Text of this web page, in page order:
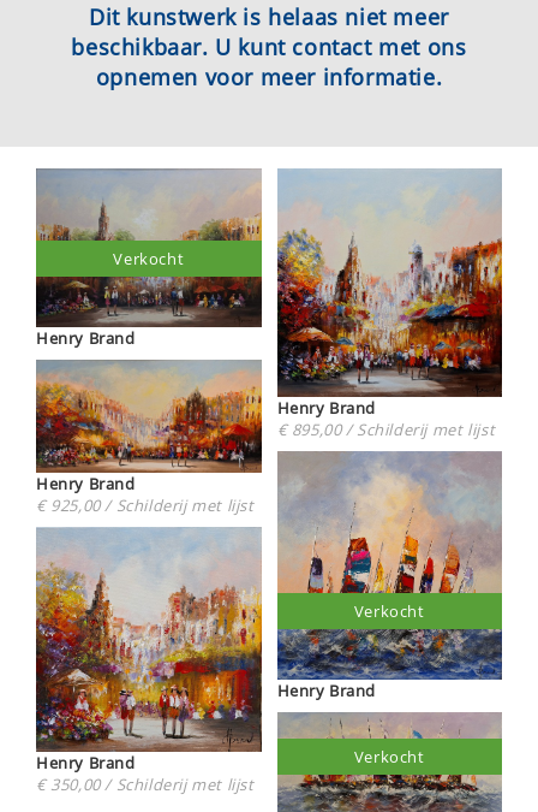
Dit kunstwerk is helaas niet meer
beschikbaar. U kunt contact met ons
opnemen voor meer informatie.
Henry Brand
Verkocht
Henry Brand
€ 925,00 / Schilderij met lijst
Henry Brand
€ 350,00 / Schilderij met lijst
Henry Brand
€ 895,00 / Schilderij met lijst
Henry Brand
Verkocht
Verkocht